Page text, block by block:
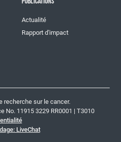
Actualité
Rapport d'impact
recherche sur le cancer.
No. 11915 3229 RR0001 | T3010
LiveChat